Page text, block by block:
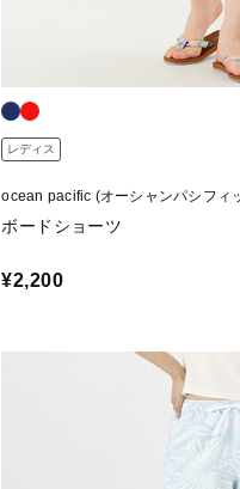
レディス
ocean pacific (オーシャンパシフィ
ボードショーツ
¥2,200